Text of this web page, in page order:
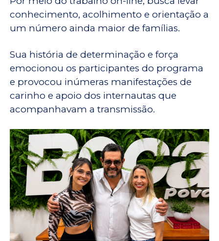
conhecimento, acolhimento e orientação a
um número ainda maior de famílias.
Sua história de determinação e força
emocionou os participantes do programa
e provocou inúmeras manifestações de
carinho e apoio dos internautas que
acompanhavam a transmissão.